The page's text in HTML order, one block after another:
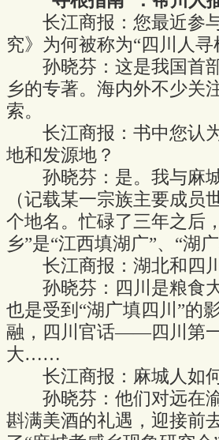
长江商报：您最近参与
究》为何被称为“四川人寻
孙晓芬：这是我国首
乡的专著。海内外不少关
索。
长江商报：书中您认为
地和发源地？
孙晓芬：是。我与麻城
（记载某一宗族主要成
个地名。忙碌了三年之
乡”是“江西填湖广”、“湖
长江商报：湖北和四川
孙晓芬：四川是粮食大
也是受到“湖广填四川”的
融，四川官话——四川第
大……
长江商报：麻城人如何
孙晓芬：他们对远在渝
斟满美酒的礼遇，迎接前